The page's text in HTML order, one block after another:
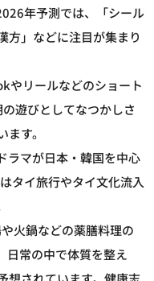
年予測では、「シール
方」などに注目が集まり
やリールなどのショート
遊びとしてなつかしさ
す。
ラマが日本・韓国を中心
タイ旅行やタイ文化流入
火鍋などの薬膳料理の
日常の中で体質を整え